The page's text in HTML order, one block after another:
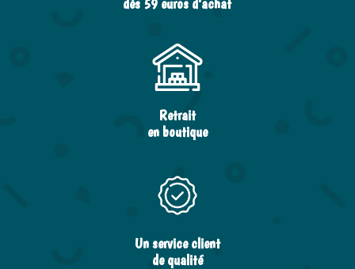
dès 59 euros d’achat
Retrait
en boutique
Un service client
de qualité